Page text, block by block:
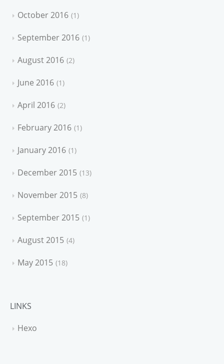
October 2016 1
September 2016 1
August 2016 2
June 2016 1
April 2016 2
February 2016 1
January 2016 1
December 2015 13
November 2015 8
September 2015 1
August 2015 4
May 2015 18
LINKS
Hexo